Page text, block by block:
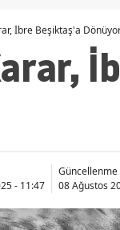
İbre Beşiktaş'a
- 11:47
Güncellenme
08 Ağustos